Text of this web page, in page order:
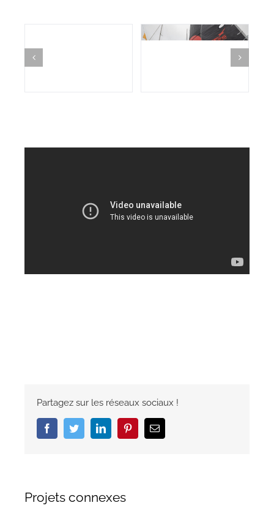
Partagez sur les réseaux sociaux !
FacebookTwitterLinkedInPinterestEmail
Projets connexes